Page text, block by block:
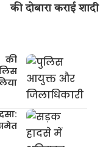
की दोबारा कराई शादी
की